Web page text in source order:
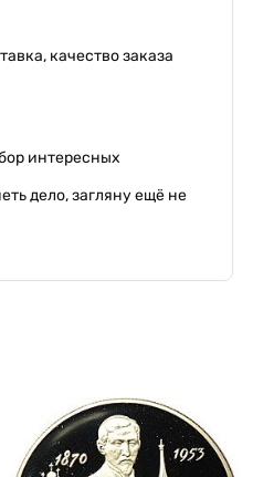
качество заказа
интересных
дело, загляну ещё не